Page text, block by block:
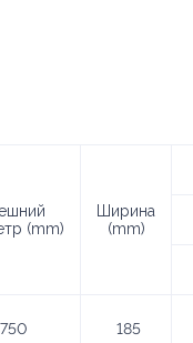
(mm)
Ширина
(mm)
750 185